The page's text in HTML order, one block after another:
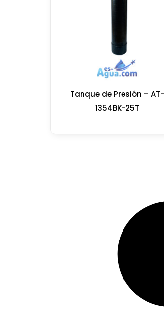
Tanque de Presión – AT-
1354BK-25T